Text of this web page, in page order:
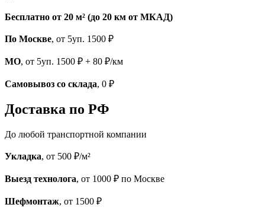
Бесплатно от 20 м² (до 20 км от МКАД)
По Москве, от 5уп. 1500 ₽
МО, от 5уп. 1500 ₽ + 80 ₽/км
Самовывоз со склада, 0 ₽
Доставка по РФ
До любой транспортной компании
Укладка, от 500 ₽/м²
Выезд технолога, от 1000 ₽ по Москве
Шефмонтаж, от 1500 ₽